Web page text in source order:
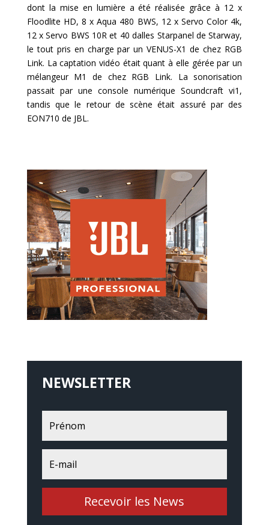
dont la mise en lumière a été réalisée grâce à 12 x
Floodlite HD, 8 x Aqua 480 BWS, 12 x Servo Color 4k,
12 x Servo BWS 10R et 40 dalles Starpanel de Starway,
le tout pris en charge par un VENUS-X1 de chez RGB
Link. La captation vidéo était quant à elle gérée par un
mélangeur M1 de chez RGB Link. La sonorisation
passait par une console numérique Soundcraft vi1,
tandis que le retour de scène était assuré par des
EON710 de JBL.
NEWSLETTER
Recevoir les News